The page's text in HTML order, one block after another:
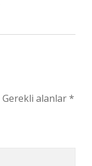
Gerekli alanlar*